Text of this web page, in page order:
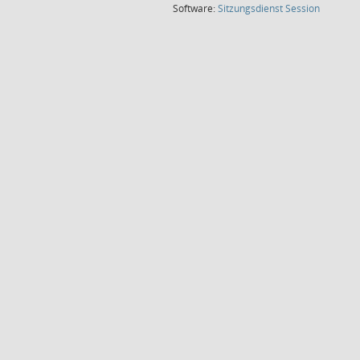
Software:SitzungsdienstSession(Wird in